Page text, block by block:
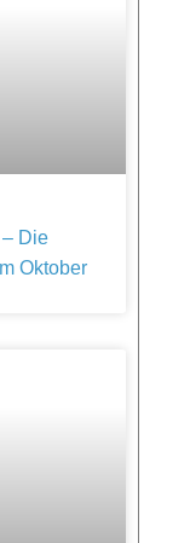
Die
Oktober